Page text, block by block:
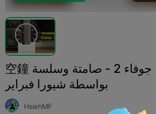
空鐘 ساعة جوفاء 2 - صامتة وسلسة
بواسطة شيورا فبراير
HsiehMF